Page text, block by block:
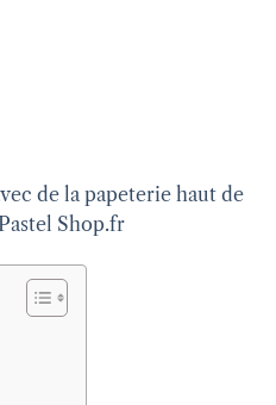
de la papeterie haut de
Shop.fr